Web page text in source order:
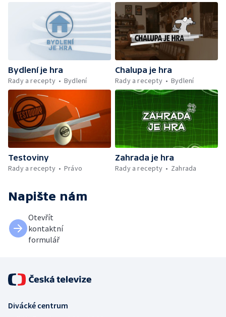
Bydlení je hra
Rady a recepty
Bydlení
Chalupa je hra
Rady a recepty
Bydlení
Testoviny
Rady a recepty
Právo
Zahrada je hra
Rady a recepty
Zahrada
Napište nám
Otevřít
kontaktní
formulář
Divácké centrum